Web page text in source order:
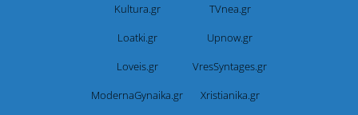
Kultura.gr
TVnea.gr
Loatki.gr
Upnow.gr
Loveis.gr
VresSyntages.gr
ModernaGynaika.gr
Xristianika.gr